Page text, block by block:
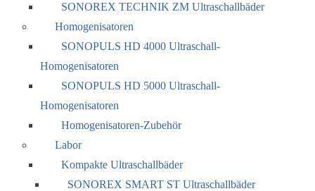
SONOREX TECHNIK ZM Ultraschallbäder
Homogenisatoren
SONOPULS HD 4000 Ultraschall-
Homogenisatoren
SONOPULS HD 5000 Ultraschall-
Homogenisatoren
Homogenisatoren-Zubehör
Labor
Kompakte Ultraschallbäder
SONOREX SMART ST Ultraschallbäder